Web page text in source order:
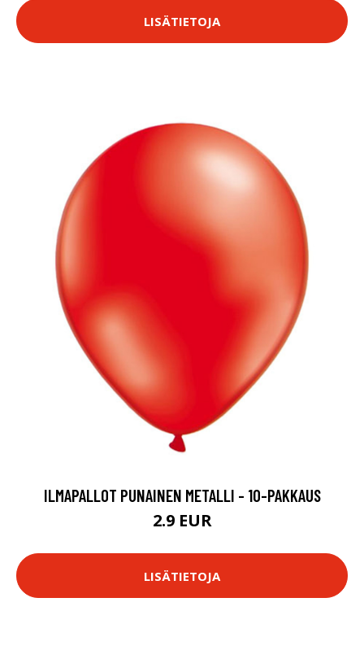
LISÄTIETOJA
ILMAPALLOT PUNAINEN METALLI - 10-PAKKAUS
2.9 EUR
LISÄTIETOJA